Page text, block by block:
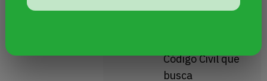
la legislación de
Código Civil que
busca